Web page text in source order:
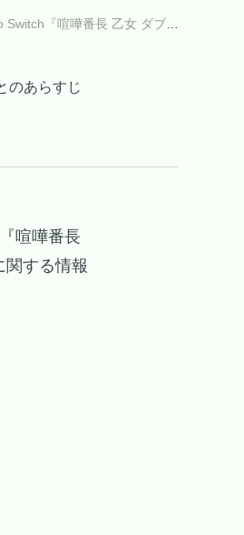
のあらすじ
喧嘩番長
関する情報